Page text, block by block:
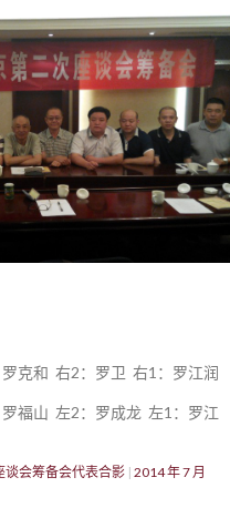
克和 右2：罗卫 右1：罗江润
福山 左2：罗成龙 左1：罗江
会筹备会代表合影 2014 年 7 月